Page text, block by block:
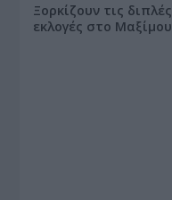
Ξορκίζουν τις διπλές
εκλογές στο Μαξίμου